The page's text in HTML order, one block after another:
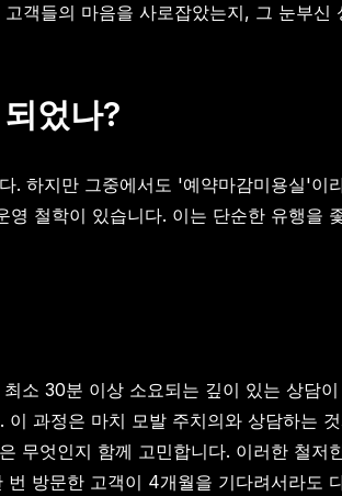
객들의 마음을 사로잡았는지, 그 눈부신
었나?
하지만 그중에서도 '예약마감미용실'
철학이 있습니다. 이는 단순한 유행을
소 30분 이상 소요되는 깊이 있는 상담
과정은 마치 모발 주치의와 상담하는
무엇인지 함께 고민합니다. 이러한 철
방문한 고객이 4개월을 기다려서라도